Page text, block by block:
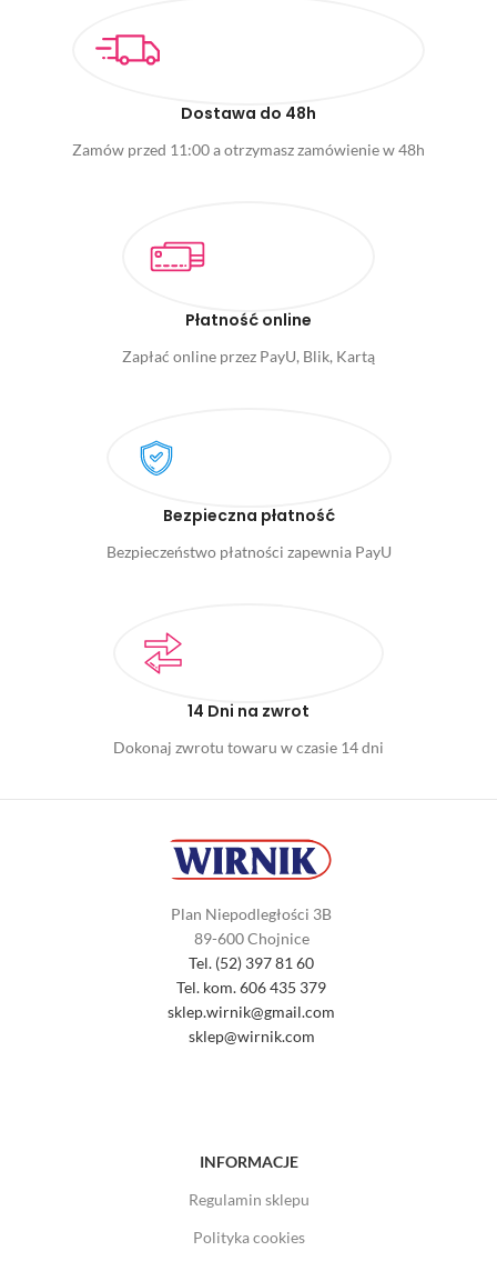
Dostawa do 48h
Zamów przed 11:00 a otrzymasz zamówienie w 48h
Płatność online
Zapłać online przez PayU, Blik, Kartą
Bezpieczna płatność
Bezpieczeństwo płatności zapewnia PayU
14 Dni na zwrot
Dokonaj zwrotu towaru w czasie 14 dni
Plan Niepodległości 3B
89-600 Chojnice
Tel. (52) 397 81 60
Tel. kom. 606 435 379
sklep.wirnik@gmail.com
sklep@wirnik.com
INFORMACJE
Regulamin sklepu
Polityka cookies